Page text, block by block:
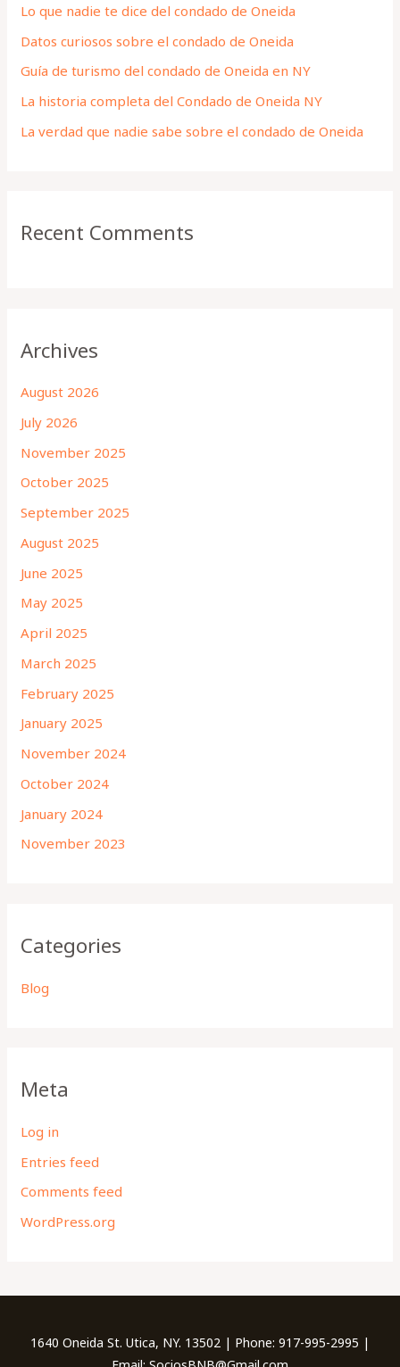
f
o
r
:
Lo que nadie te dice del condado de Oneida
Datos curiosos sobre el condado de Oneida
Guía de turismo del condado de Oneida en NY
La historia completa del Condado de Oneida NY
La verdad que nadie sabe sobre el condado de Oneida
Recent Comments
Archives
August 2026
July 2026
November 2025
October 2025
September 2025
August 2025
June 2025
May 2025
April 2025
March 2025
February 2025
January 2025
November 2024
October 2024
January 2024
November 2023
Categories
Blog
Meta
Log in
Entries feed
Comments feed
WordPress.org
1640 Oneida St. Utica, NY. 13502 | Phone: 917-995-2995 |